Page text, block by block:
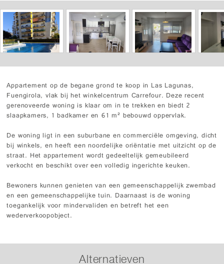
Appartement op de begane grond te koop in Las Lagunas,
Fuengirola, vlak bij het winkelcentrum Carrefour. Deze recent
gerenoveerde woning is klaar om in te trekken en biedt 2
slaapkamers, 1 badkamer en 61 m² bebouwd oppervlak.
De woning ligt in een suburbane en commerciële omgeving, dicht
bij winkels, en heeft een noordelijke oriëntatie met uitzicht op de
straat. Het appartement wordt gedeeltelijk gemeubileerd
verkocht en beschikt over een volledig ingerichte keuken.
Bewoners kunnen genieten van een gemeenschappelijk zwembad
en een gemeenschappelijke tuin. Daarnaast is de woning
toegankelijk voor mindervaliden en betreft het een
wederverkoopobject.
Alternatieven